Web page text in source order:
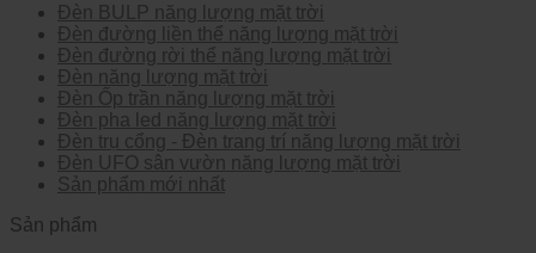
Đèn BULP năng lượng mặt trời
Đèn đường liền thể năng lượng mặt trời
Đèn đường rời thể năng lượng mặt trời
Đèn năng lượng mặt trời
Đèn Ốp trần năng lượng mặt trời
Đèn pha led năng lượng mặt trời
Đèn trụ cổng - Đèn trang trí năng lượng mặt trời
Đèn UFO sân vườn năng lượng mặt trời
Sản phẩm mới nhất
Sản phẩm